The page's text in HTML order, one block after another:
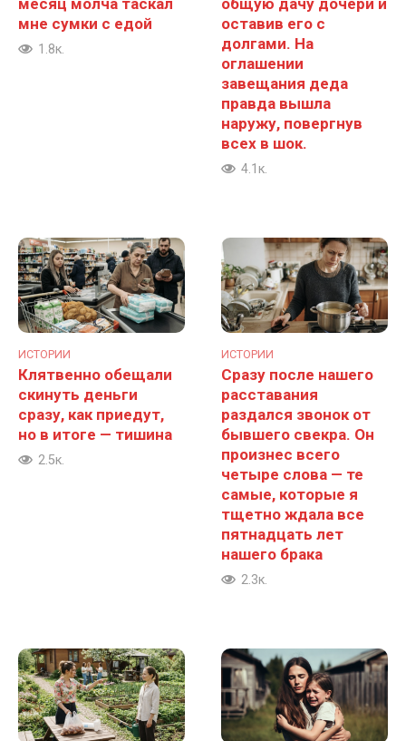
мне сумки с едой
1.8к.
оставив его с
долгами. На
оглашении
завещания деда
правда вышла
наружу, повергнув
всех в шок.
4.1к.
ИСТОРИИ
Клятвенно обещали
скинуть деньги
сразу, как приедут,
но в итоге — тишина
2.5к.
ИСТОРИИ
Сразу после нашего
расставания
раздался звонок от
бывшего свекра. Он
произнес всего
четыре слова — те
самые, которые я
тщетно ждала все
пятнадцать лет
нашего брака
2.3к.